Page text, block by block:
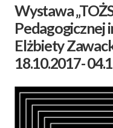
Wystawa
Pedagogicznej
Elżbiety
18.10.2017-